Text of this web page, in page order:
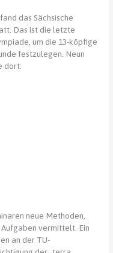
das Sächsische
Das ist die letzte
um die 13-köpfige
festzulegen. Neun
dort:
neue Methoden,
Aufgaben vermittelt. Ein
an der TU-